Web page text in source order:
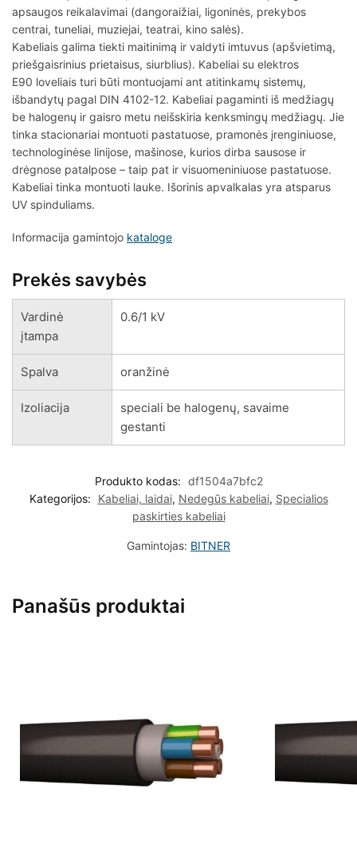
apsaugos reikalavimai (dangoraižiai, ligoninės, prekybos
centrai, tuneliai, muziejai, teatrai, kino salės).
Kabeliais galima tiekti maitinimą ir valdyti imtuvus (apšvietimą,
priešgaisrinius prietaisus, siurblius). Kabeliai su elektros
E90 loveliais turi būti montuojami ant atitinkamų sistemų,
išbandytų pagal DIN 4102-12. Kabeliai pagaminti iš medžiagų
be halogenų ir gaisro metu neišskiria kenksmingų medžiagų. Jie
tinka stacionariai montuoti pastatuose, pramonės įrenginiuose,
technologinėse linijose, mašinose, kurios dirba sausose ir
drėgnose patalpose – taip pat ir visuomeniniuose pastatuose.
Kabeliai tinka montuoti lauke. Išorinis apvalkalas yra atsparus
UV spinduliams.
Informacija gamintojo kataloge
Prekės savybės
Vardinė
įtampa
0.6/1 kV
Spalva oranžinė
Izoliacija
speciali be halogenų, savaime
gestanti
Produkto kodas: df1504a7bfc2
Kategorijos:
Kabeliai, laidai, Nedegūs kabeliai, Specialios
paskirties kabeliai
Gamintojas: BITNER
Panašūs produktai